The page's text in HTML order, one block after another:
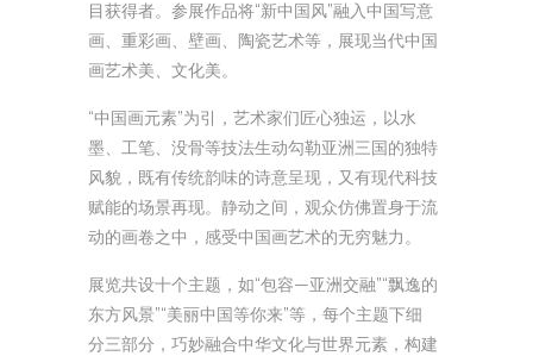
目获得者。参展作品将“新中国风”融入中国写意
画、重彩画、壁画、陶瓷艺术等，展现当代中国
画艺术美、文化美。
“中国画元素”为引，艺术家们匠心独运，以水
墨、工笔、没骨等技法生动勾勒亚洲三国的独特
风貌，既有传统韵味的诗意呈现，又有现代科技
赋能的场景再现。静动之间，观众仿佛置身于流
动的画卷之中，感受中国画艺术的无穷魅力。
展览共设十个主题，如“包容—亚洲交融”“飘逸的
东方风景”“美丽中国等你来”等，每个主题下细
分三部分，巧妙融合中华文化与世界元素，构建